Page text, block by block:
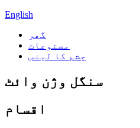
English
گھر
مصنوعات
چشم کا لینس
سنگل وژن وائٹ
اقسام